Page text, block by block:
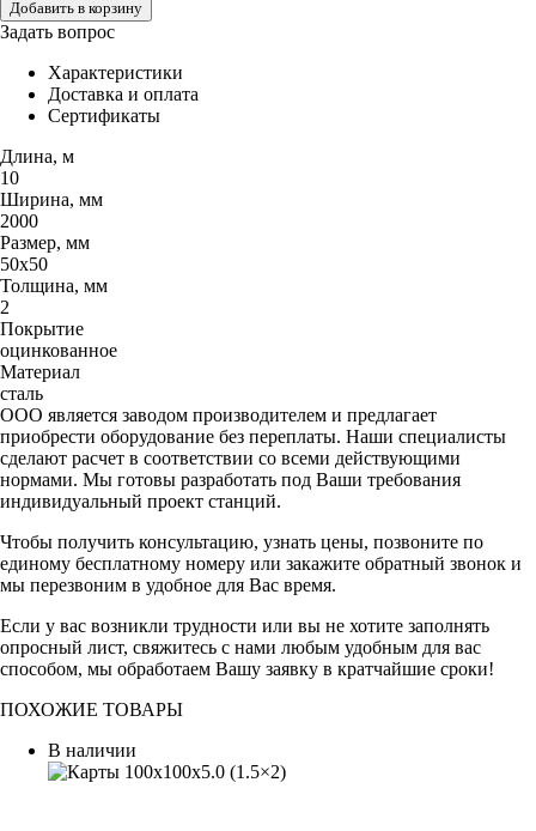
Добавить в корзину
Задать вопрос
Характеристики
Доставка и оплата
Сертификаты
Длина, м
10
Ширина, мм
2000
Размер, мм
50х50
Толщина, мм
2
Покрытие
оцинкованное
Материал
сталь
ООО является заводом производителем и предлагает
приобрести оборудование без переплаты. Наши специалисты
сделают расчет в соответствии со всеми действующими
нормами. Мы готовы разработать под Ваши требования
индивидуальный проект станций.
Чтобы получить консультацию, узнать цены, позвоните по
единому бесплатному номеру или закажите обратный звонок и
мы перезвоним в удобное для Вас время.
Если у вас возникли трудности или вы не хотите заполнять
опросный лист, свяжитесь с нами любым удобным для вас
способом, мы обработаем Вашу заявку в кратчайшие сроки!
ПОХОЖИЕ ТОВАРЫ
В наличии